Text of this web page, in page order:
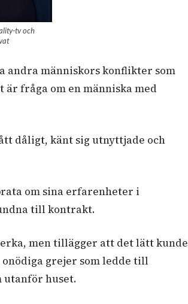
tv och
andra människors konflikter som
fråga om en människa med
dåligt, känt sig utnyttjade och
om sina erfarenheter i
till kontrakt.
men tillägger att det lätt kunde
grejer som ledde till
utanför huset.